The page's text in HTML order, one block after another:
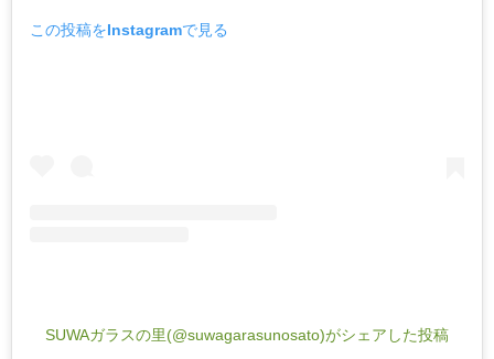
この投稿をInstagramで見る
SUWAガラスの里(@suwagarasunosato)がシェアした投稿